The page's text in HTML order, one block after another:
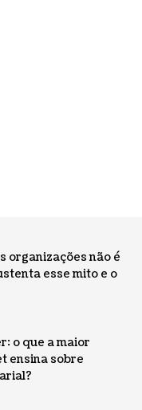
organizações não é
esse mito e o
o que a maior
ensina sobre